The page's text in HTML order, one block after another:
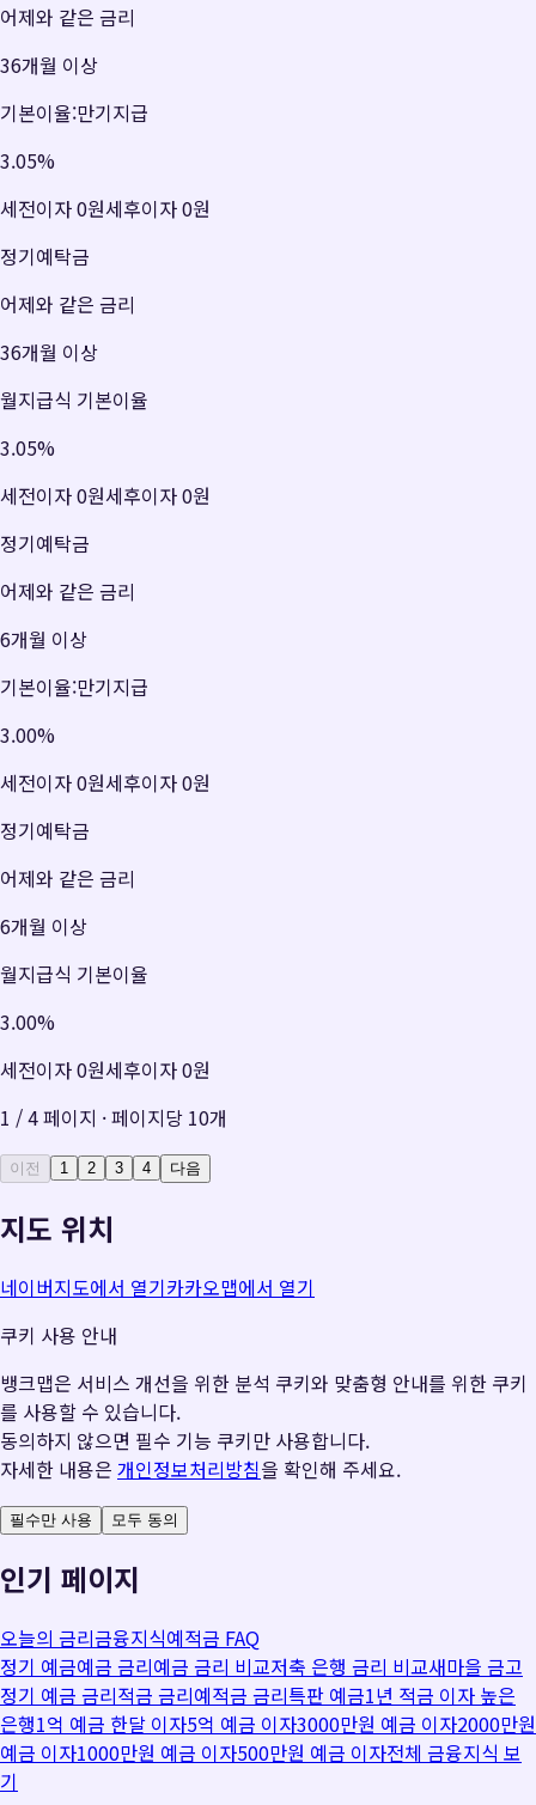
어제와 같은 금리
36개월 이상
기본이율:만기지급
3.05%
세전이자0원세후이자0원
정기예탁금
어제와 같은 금리
36개월 이상
월지급식 기본이율
3.05%
세전이자0원세후이자0원
정기예탁금
어제와 같은 금리
6개월 이상
기본이율:만기지급
3.00%
세전이자0원세후이자0원
정기예탁금
어제와 같은 금리
6개월 이상
월지급식 기본이율
3.00%
세전이자0원세후이자0원
1 /4페이지 · 페이지당 10개
이전 1 2 3 4 다음
지도 위치
네이버지도에서 열기카카오맵에서 열기
쿠키 사용 안내
뱅크맵은 서비스 개선을 위한 분석 쿠키와 맞춤형 안내를 위한 쿠키
를 사용할 수 있습니다.
동의하지 않으면 필수 기능 쿠키만 사용합니다.
자세한 내용은 개인정보처리방침을 확인해 주세요.
필수만 사용 모두 동의
인기 페이지
오늘의 금리금융지식예적금 FAQ
정기 예금예금 금리예금 금리 비교저축 은행 금리 비교새마을 금고
정기 예금 금리적금 금리예적금 금리특판 예금1년 적금 이자 높은
은행1억 예금 한달 이자5억 예금 이자3000만원 예금 이자2000만원
예금 이자1000만원 예금 이자500만원 예금 이자전체 금융지식 보
기